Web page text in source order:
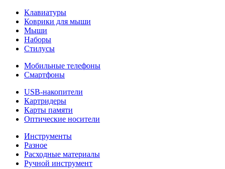
Клавиатуры
Коврики для мыши
Мыши
Наборы
Стилусы
Мобильные телефоны
Смартфоны
USB-накопители
Картридеры
Карты памяти
Оптические носители
Инструменты
Разное
Расходные материалы
Ручной инструмент